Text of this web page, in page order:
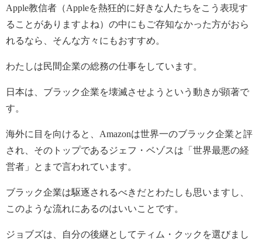
Apple教信者（Appleを熱狂的に好きな人たちをこう表現す
ることがありますよね）の中にもご存知なかった方がおら
れるなら、そんな方々にもおすすめ。
わたしは民間企業の総務の仕事をしています。
日本は、ブラック企業を壊滅させようという動きが顕著で
す。
海外に目を向けると、Amazonは世界一のブラック企業と評
され、そのトップであるジェフ・ベゾスは「世界最悪の経
営者」とまで言われています。
ブラック企業は駆逐されるべきだとわたしも思いますし、
このような流れにあるのはいいことです。
ジョブズは、自分の後継としてティム・クックを選びまし